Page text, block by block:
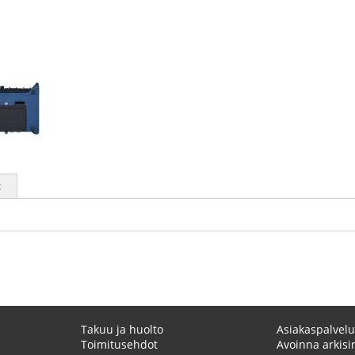
Takuu ja huolto
Toimitusehdot
Asiakaspalvelu
Avoinna